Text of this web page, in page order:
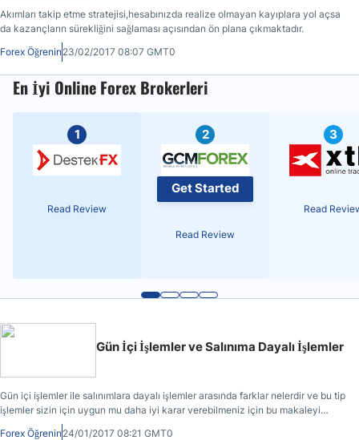
Akımları takip etme stratejisi,hesabınızda realize olmayan kayıplara yol açsa
da kazançların sürekliğini sağlaması açısından ön plana çıkmaktadır.
Forex Öğrenin23/02/2017 08:07 GMT0
En İyi Online Forex Brokerleri
1
Read Review
2
Get Started
Read Review
3
Read
Gün İçi İşlemler ve Salınıma Dayalı İşlemler
Gün içi işlemler ile salınımlara dayalı işlemler arasında farklar nelerdir ve bu tip
işlemler sizin için uygun mu daha iyi karar verebilmeniz için bu makaleyi
Forex Öğrenin24/01/2017 08:21 GMT0